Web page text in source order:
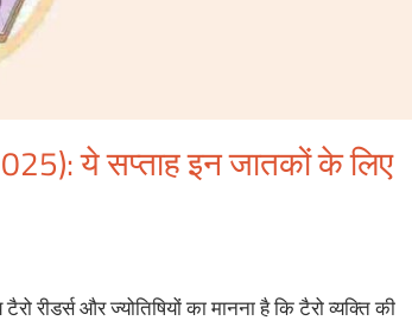
ये सप्ताह इन जातकों के लिए
रीडर्स और ज्योतिषियों का मानना है कि टैरो व्यक्ति की